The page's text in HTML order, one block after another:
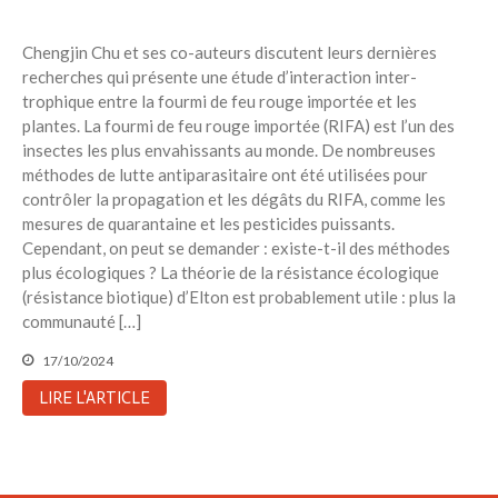
Permaculturelle
L’intelligence artificielle pour
prédire le succès des invasions
biologiques – The Applied
Ecologist
Utiliser l’apprentissage
automatique pour prédire le
succès d’une invasion – The
Applied Ecologist
Chengjin Chu et ses co-auteurs discutent leurs dernières
recherches qui présente une étude d’interaction inter-
trophique entre la fourmi de feu rouge importée et les
plantes. La fourmi de feu rouge importée (RIFA) est l’un des
insectes les plus envahissants au monde. De nombreuses
méthodes de lutte antiparasitaire ont été utilisées pour
contrôler la propagation et les dégâts du RIFA, comme les
mesures de quarantaine et les pesticides puissants.
Cependant, on peut se demander : existe-t-il des méthodes
plus écologiques ? La théorie de la résistance écologique
(résistance biotique) d’Elton est probablement utile : plus la
communauté […]
17/10/2024
LIRE L'ARTICLE